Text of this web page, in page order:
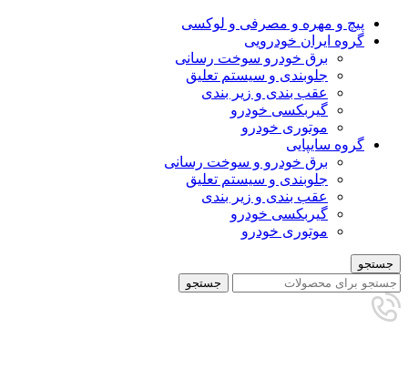
پیچ و مهره و مصرفی و لوکسی
گروه ایران خودرویی
برق خودرو سوخت رسانی
جلوبندی و سیستم تعلیق
عقب بندی و زیر بندی
گیربکسی خودرو
موتوری خودرو
گروه سایپایی
برق خودرو و سوخت رسانی
جلوبندی و سیستم تعلیق
عقب بندی و زیر بندی
گیربکسی خودرو
موتوری خودرو
جستجو
جستجو